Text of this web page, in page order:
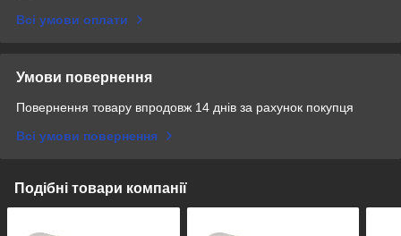
Всі умови оплати
Умови повернення
Повернення товару впродовж 14 днів за рахунок покупця
Всі умови повернення
Подібні товари компанії